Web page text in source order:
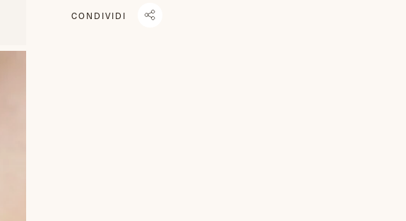
CONDIVIDI